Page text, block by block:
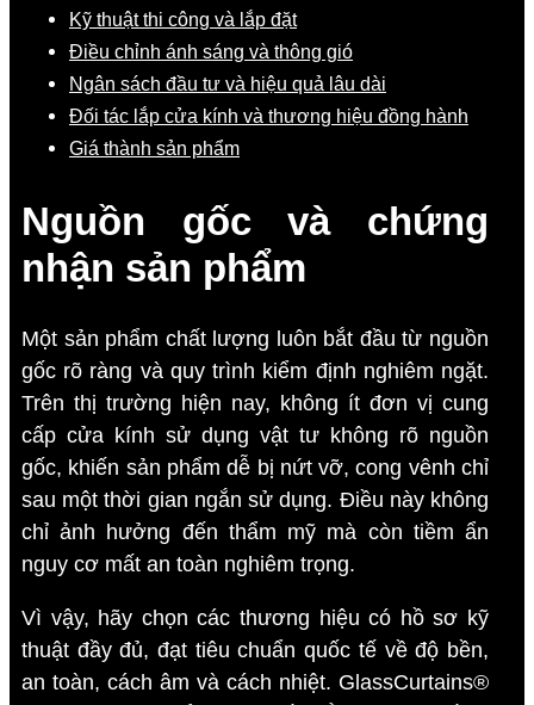
Kỹ thuật thi công và lắp đặt
Điều chỉnh ánh sáng và thông gió
Ngân sách đầu tư và hiệu quả lâu dài
Đối tác lắp cửa kính và thương hiệu đồng hành
Giá thành sản phẩm
Nguồn gốc và chứng
nhận sản phẩm
Một sản phẩm chất lượng luôn bắt đầu từ nguồn
gốc rõ ràng và quy trình kiểm định nghiêm ngặt.
Trên thị trường hiện nay, không ít đơn vị cung
cấp cửa kính sử dụng vật tư không rõ nguồn
gốc, khiến sản phẩm dễ bị nứt vỡ, cong vênh chỉ
sau một thời gian ngắn sử dụng. Điều này không
chỉ ảnh hưởng đến thẩm mỹ mà còn tiềm ẩn
nguy cơ mất an toàn nghiêm trọng.
Vì vậy, hãy chọn các thương hiệu có hồ sơ kỹ
thuật đầy đủ, đạt tiêu chuẩn quốc tế về độ bền,
an toàn, cách âm và cách nhiệt. GlassCurtains®